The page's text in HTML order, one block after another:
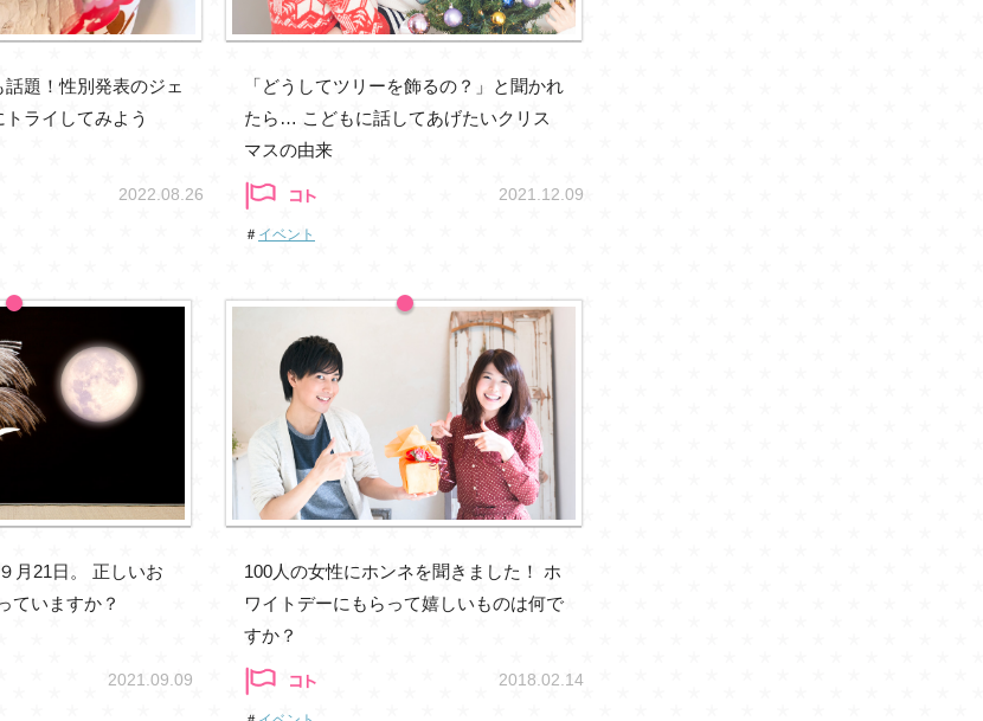
題！性別発表のジェ
ライしてみよう
2022.08.26
「どうしてツリーを飾るの？」と聞かれ
たら… こどもに話してあげたいクリス
マスの由来
2021.12.09
＃ イベント
月21日。 正しいお
ていますか？
2021.09.09
100人の女性にホンネを聞きました！ ホ
ワイトデーにもらって嬉しいものは何で
すか？
2018.02.14